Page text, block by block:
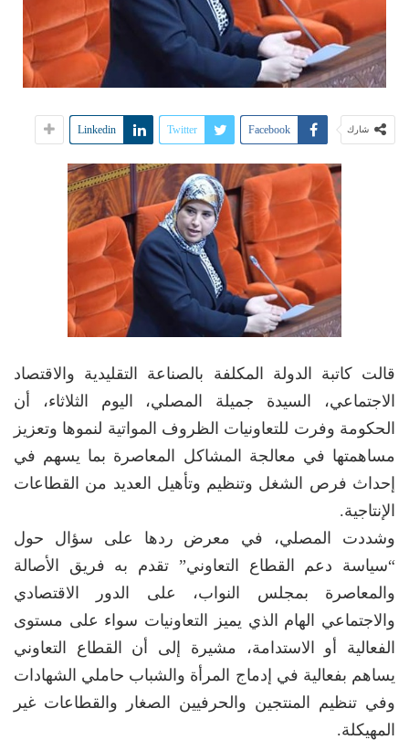
شارك Facebook
Twitter
Linkedin
قالت كاتبة الدولة المكلفة بالصناعة التقليدية والاقتصاد
الاجتماعي، السيدة جميلة المصلي، اليوم الثلاثاء، أن
الحكومة وفرت للتعاونيات الظروف المواتية لنموها وتعزيز
مساهمتها في معالجة المشاكل المعاصرة بما يسهم في
إحداث فرص الشغل وتنظيم وتأهيل العديد من القطاعات
الإنتاجية.
وشددت المصلي، في معرض ردها على سؤال حول
“سياسة دعم القطاع التعاوني” تقدم به فريق الأصالة
والمعاصرة بمجلس النواب، على الدور الاقتصادي
والاجتماعي الهام الذي يميز التعاونيات سواء على مستوى
الفعالية أو الاستدامة، مشيرة إلى أن القطاع التعاوني
يساهم بفعالية في إدماج المرأة والشباب حاملي الشهادات
وفي تنظيم المنتجين والحرفيين الصغار والقطاعات غير
المهيكلة.